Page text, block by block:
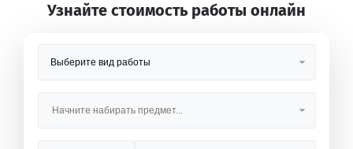
Узнайте стоимость работы онлайн